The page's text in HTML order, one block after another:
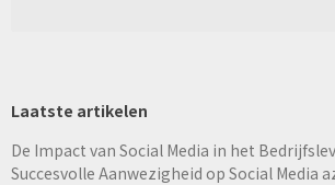
Laatste artikelen
De Impact van Social Media in het
Succesvolle Aanwezigheid op Social Media